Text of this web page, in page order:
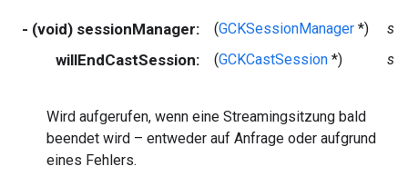
- (void) sessionManager: (GCKSessionManager *)
willEndCastSession: (GCKCastSession *)
Wird aufgerufen, wenn eine Streamingsitzung bald
beendet wird – entweder auf Anfrage oder aufgrund
eines Fehlers.